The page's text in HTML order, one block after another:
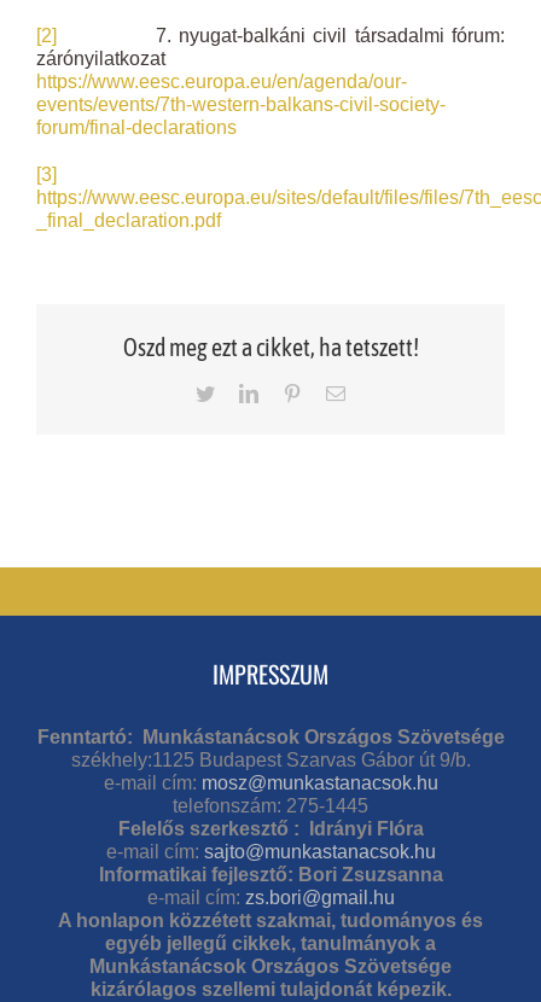
[2]
7. nyugat-balkáni civil társadalmi fórum:
zárónyilatkozat
https://www.eesc.europa.eu/en/agenda/our-
events/events/7th-western-balkans-civil-society-
forum/final-declarations
[3]
https://www.eesc.europa.eu/sites/default/files/files/
_final_declaration.pdf
Oszd meg ezt a cikket, ha tetszett!
TwitterLinkedInPinterestEmail
IMPRESSZUM
Fenntartó: Munkástanácsok Országos Szövetsége
székhely:1125 Budapest Szarvas Gábor út 9/b.
e-mail cím: mosz@munkastanacsok.hu
telefonszám: 275-1445
Felelős szerkesztő : Idrányi Flóra
e-mail cím: sajto@munkastanacsok.hu
Informatikai fejlesztő: Bori Zsuzsanna
e-mail cím: zs.bori@gmail.hu
A honlapon közzétett szakmai, tudományos és
egyéb jellegű cikkek, tanulmányok a
Munkástanácsok Országos Szövetsége
kizárólagos szellemi tulajdonát képezik.